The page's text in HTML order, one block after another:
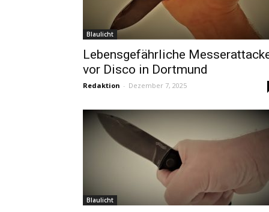
Blaulicht
Lebensgefährliche
vor Disco in Dortmund
Redaktion - Dezember 7, 2025
Blaulicht